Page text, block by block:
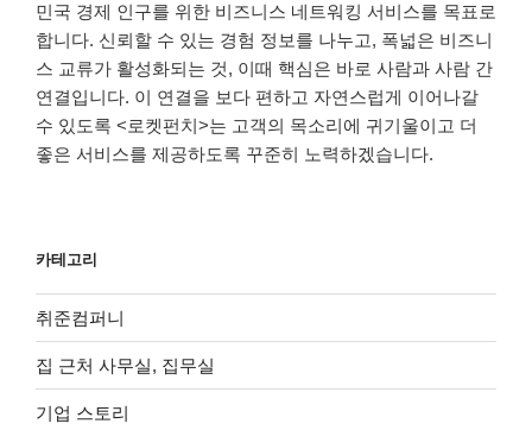
민국 경제 인구를 위한 비즈니스 네트워킹 서비스를 목표로
합니다. 신뢰할 수 있는 경험 정보를 나누고, 폭넓은 비즈니
스 교류가 활성화되는 것, 이때 핵심은 바로 사람과 사람 간
연결입니다. 이 연결을 보다 편하고 자연스럽게 이어나갈
수 있도록 <로켓펀치>는 고객의 목소리에 귀기울이고 더
좋은 서비스를 제공하도록 꾸준히 노력하겠습니다.
카테고리
취준컴퍼니
집 근처 사무실, 집무실
기업 스토리